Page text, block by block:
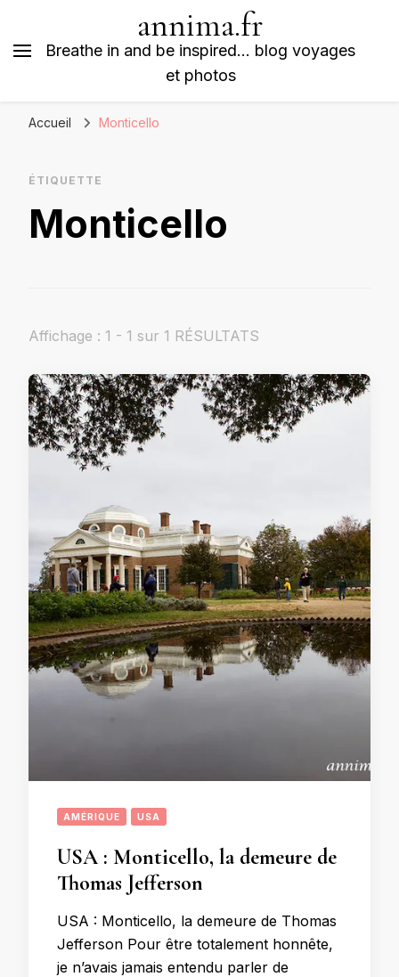
annima.fr
Breathe in and be inspired… blog voyages
et photos
Accueil Monticello
ÉTIQUETTE
Monticello
Affichage : 1 - 1 sur 1 RÉSULTATS
AMÉRIQUE USA
USA : Monticello, la demeure de
Thomas Jefferson
USA : Monticello, la demeure de Thomas
Jefferson Pour être totalement honnête,
je n’avais jamais entendu parler de